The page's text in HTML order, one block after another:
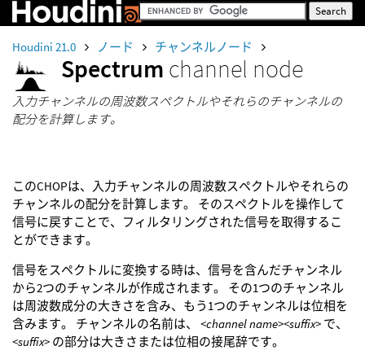
Houdini 21.0 ノード チャンネルノード
Spectrum channel node
入力チャンネルの周波数スペクトルやそれらのチャンネルの
配分を計算します。
このCHOPは、入力チャンネルの周波数スペクトルやそれらの
チャンネルの配分を計算します。 そのスペクトルを操作して
信号に戻すことで、フィルタリングされた信号を取得するこ
とができます。
信号をスペクトルに変換する時は、信号を含んだチャンネル
から2つのチャンネルが作成されます。 その1つのチャンネル
は周波数成分の大きさを含み、もう1つのチャンネルは位相を
含みます。 チャンネルの名前は、 <channel name><suffix> で、
<suffix> の部分は大きさまたは位相の接尾辞です。